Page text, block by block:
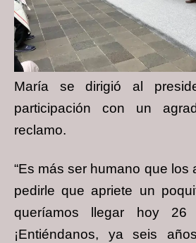
María se dirigió al
participación con un
reclamo.
“Es más ser humano que los
pedirle que apriete un
queríamos llegar hoy
¡Entiéndanos, ya seis